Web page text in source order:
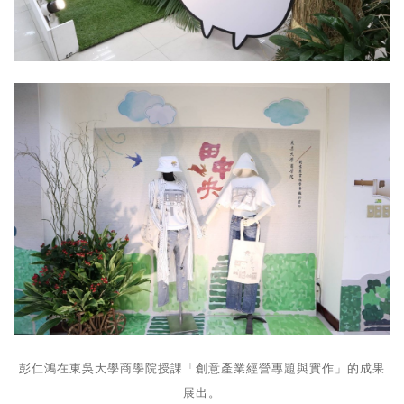
彭仁鴻在東吳大學商學院授課「創意產業經營專題與實作」的成果
展出。